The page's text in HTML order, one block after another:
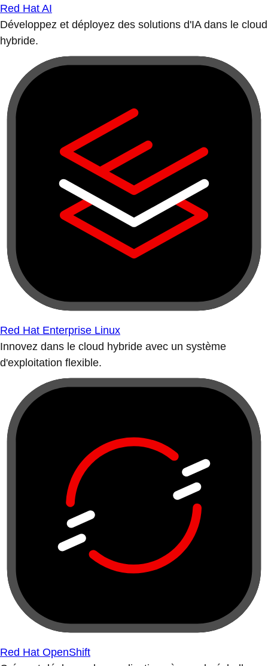
Red Hat AI
Développez et déployez des solutions d'IA dans le cloud
hybride.
Red Hat Enterprise Linux
Innovez dans le cloud hybride avec un système
d'exploitation flexible.
Red Hat OpenShift